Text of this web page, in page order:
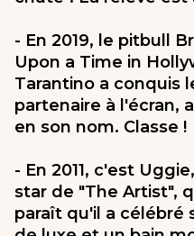
- En 2019, le pitbull
Upon a Time in
Tarantino a conquis
partenaire à l'écran,
en son nom. Classe !
- En 2011, c'est
star de "The Artist",
paraît qu'il a célébré